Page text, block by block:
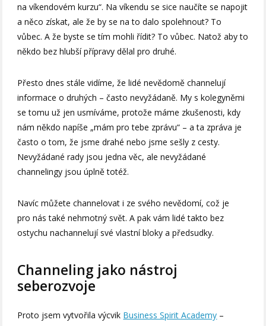
na víkendovém kurzu“. Na víkendu se sice naučíte se napojit
a něco získat, ale že by se na to dalo spolehnout? To
vůbec. A že byste se tím mohli řídit? To vůbec. Natož aby to
někdo bez hlubší přípravy dělal pro druhé.
Přesto dnes stále vidíme, že lidé nevědomě channelují
informace o druhých – často nevyžádaně. My s kolegyněmi
se tomu už jen usmíváme, protože máme zkušenosti, kdy
nám někdo napíše „mám pro tebe zprávu“ – a ta zpráva je
často o tom, že jsme drahé nebo jsme sešly z cesty.
Nevyžádané rady jsou jedna věc, ale nevyžádané
channelingy jsou úplně totéž.
Navíc můžete channelovat i ze svého nevědomí, což je
pro nás také nehmotný svět. A pak vám lidé takto bez
ostychu nachannelují své vlastní bloky a předsudky.
Channeling jako nástroj
seberozvoje
Proto jsem vytvořila výcvik Business Spirit Academy –